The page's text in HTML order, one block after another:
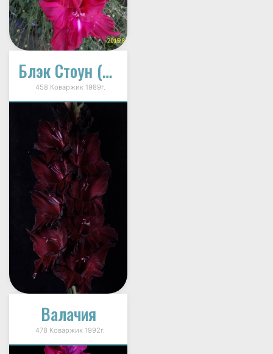
Блэк Стоун (Черный Камень)
458 Коваржик 1989г.
Валачия
478 Коваржик 1992г.